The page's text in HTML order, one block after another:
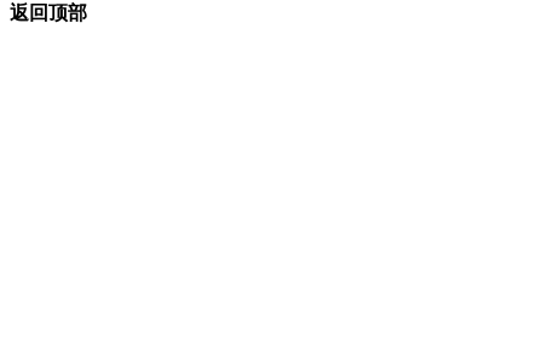
返回顶部